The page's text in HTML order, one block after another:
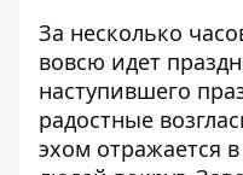
За несколько
вовсю идет
наступившего
радостные
эхом отражается